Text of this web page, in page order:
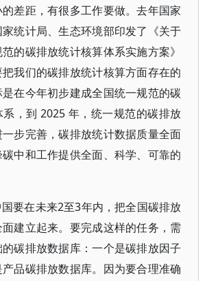
差距，有很多工作要做。去年国家
统计局、生态环境部印发了《关于
的碳排放统计核算体系实施方案》
我们的碳排放统计核算方面存在的
在今年初步建成全国统一规范的碳
，到 2025 年，统一规范的碳排放
步完善，碳排放统计数据质量全面
中和工作提供全面、科学、可靠的
要在未来2至3年内，把全国碳排放
建立起来。要完成这样的任务，需
碳排放数据库：一个是碳排放因子
品碳排放数据库。因为要合理准确